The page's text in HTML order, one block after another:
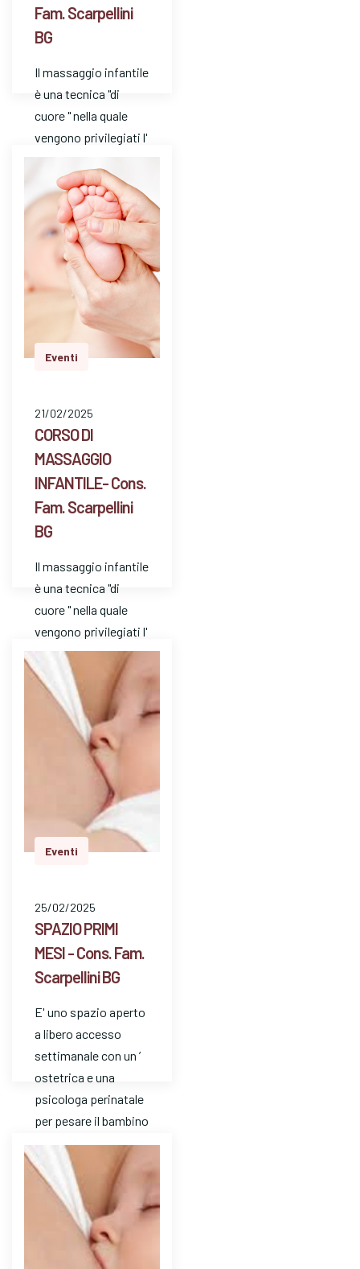
Fam. Scarpellini
BG
Il massaggio infantile
è una tecnica "di
cuore " nella quale
vengono privilegiati l'
ascolto e l'
attenzione. E' un
mezzo…
Eventi
21/02/2025
CORSO DI
MASSAGGIO
INFANTILE- Cons.
Fam. Scarpellini
BG
Il massaggio infantile
è una tecnica "di
cuore " nella quale
vengono privilegiati l'
ascolto e l'
attenzione. E' un
mezzo…
Eventi
25/02/2025
SPAZIO PRIMI
MESI - Cons. Fam.
Scarpellini BG
E' uno spazio aperto
a libero accesso
settimanale con un ’
ostetrica e una
psicologa perinatale
per pesare il bambino
e avere risposte a
dom…